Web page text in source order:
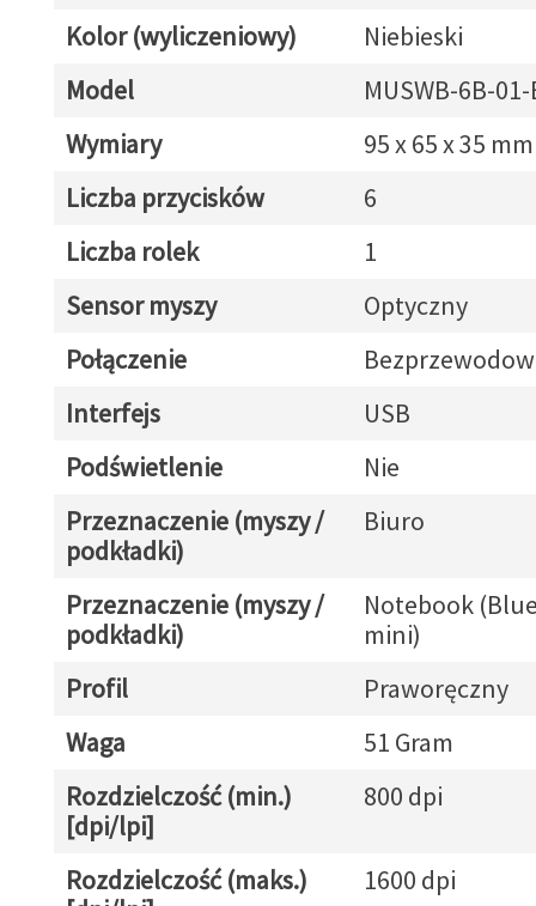
Kolor (wyliczeniowy)
Niebieski
Model
MUSWB-6B-01-
Wymiary
95 x 65 x 35 mm
Liczba przycisków
6
Liczba rolek
1
Sensor myszy
Optyczny
Połączenie
Interfejs
USB
Podświetlenie
Nie
Przeznaczenie (myszy /
podkładki)
Biuro
Przeznaczenie (myszy /
podkładki)
Notebook
mini)
Profil
Praworęczny
Waga
51 Gram
Rozdzielczość (min.)
[dpi/lpi]
800 dpi
Rozdzielczość (maks.)
1600 dpi